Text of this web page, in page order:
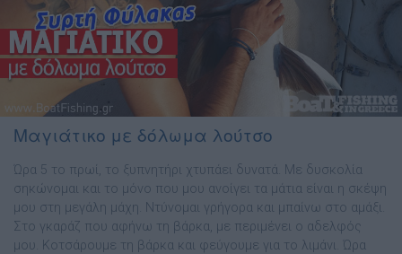
Mαγιάτικο με δόλωμα λούτσο
Ώρα 5 το πρωί, το ξυπνητήρι χτυπάει δυνατά. Με δυσκολία
σηκώνοµαι και το µόνο που µου ανοίγει τα µάτια είναι η σκέψη
µου στη µεγάλη µάχη. Ντύνοµαι γρήγορα και µπαίνω στο αµάξι.
Στο γκαράζ που αφήνω τη βάρκα, µε περιµένει ο αδελφός
µου. Κοτσάρουµε τη βάρκα και φεύγουµε για το λιµάνι. Ώρα